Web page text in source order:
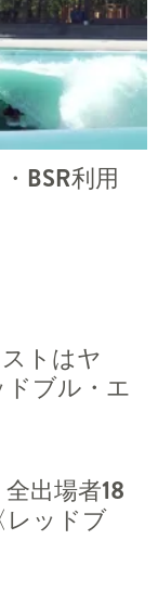
BSR利用
ストはヤ
ブル・エ
出場者18
レッドブ